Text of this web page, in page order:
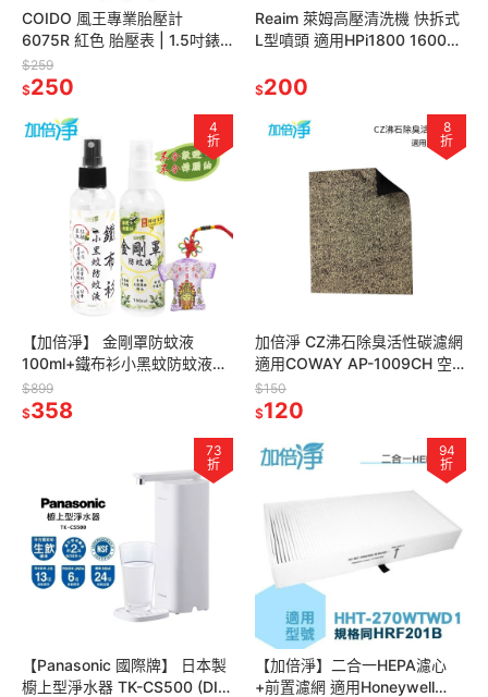
COIDO 風王專業胎壓計
6075R 紅色 胎壓表 | 1.5吋錶
面 | 一鍵洩壓 | 胎壓計
$259
$250
Reaim 萊姆高壓清洗機 快拆式
L型噴頭 適用HPi1800 1600
$200
4
折
【加倍淨】 金剛罩防蚊液
100ml+鐵布衫小黑蚊防蚊液
100ml 贈 媽祖平安符 今夏最強
防蚊罩 台灣GMP大廠製造
$899
$358
8
折
加倍淨 CZ沸石除臭活性碳濾網
適用COWAY AP-1009CH 空
氣清淨機
$150
$120
73
折
【Panasonic 國際牌】 日本製
櫥上型淨水器 TK-CS500 (DIY
94
折
【加倍淨】二合一HEPA濾心
+前置濾網 適用Honeywell